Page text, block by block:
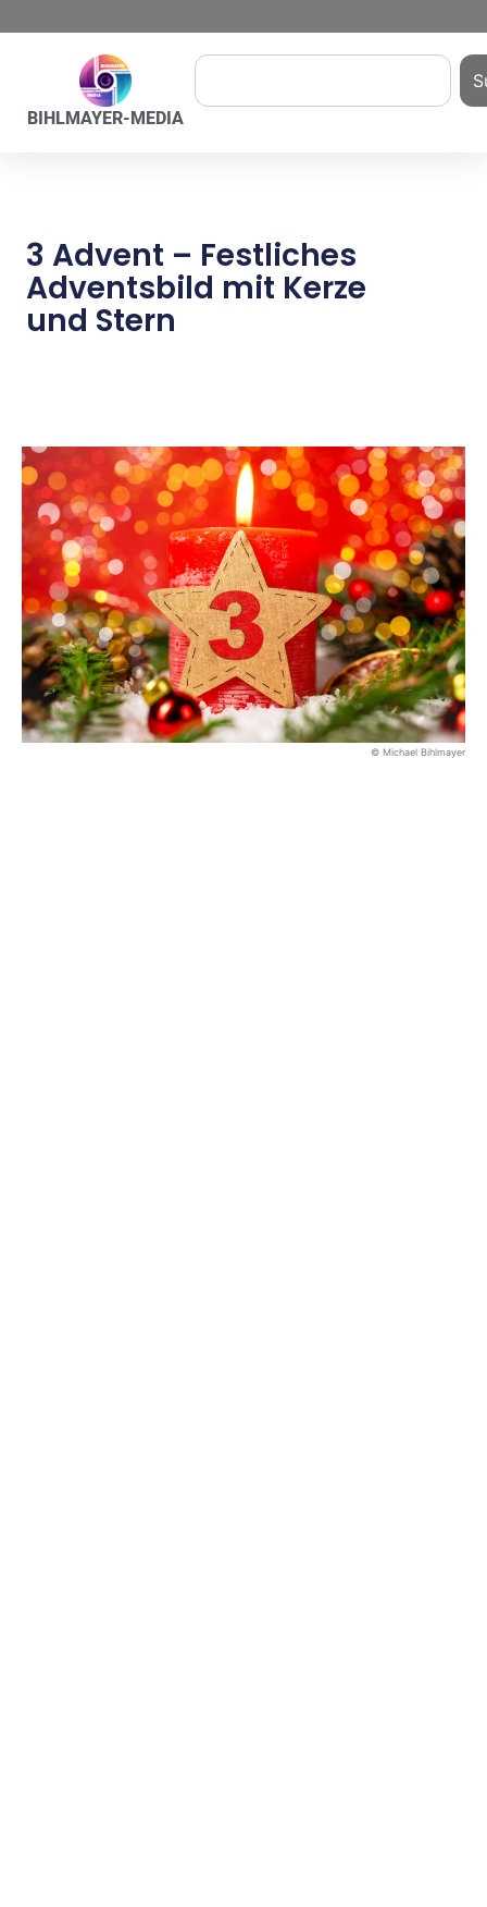
BIHLMAYER-MEDIA
3 Advent – Festliches
Adventsbild mit Kerze
und Stern
© Michael Bihlmayer